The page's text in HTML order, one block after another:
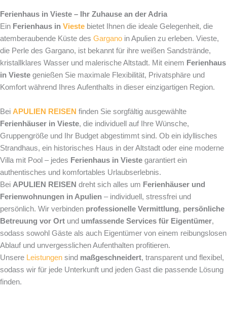
Ferienhaus in Vieste – Ihr Zuhause an der Adria
Ein Ferienhaus in Vieste bietet Ihnen die ideale Gelegenheit, die
atemberaubende Küste des Gargano in Apulien zu erleben. Vieste,
die Perle des Gargano, ist bekannt für ihre weißen Sandstrände,
kristallklares Wasser und malerische Altstadt. Mit einem Ferienhaus
in Vieste genießen Sie maximale Flexibilität, Privatsphäre und
Komfort während Ihres Aufenthalts in dieser einzigartigen Region.
Bei APULIEN REISEN finden Sie sorgfältig ausgewählte
Ferienhäuser in Vieste, die individuell auf Ihre Wünsche,
Gruppengröße und Ihr Budget abgestimmt sind. Ob ein idyllisches
Strandhaus, ein historisches Haus in der Altstadt oder eine moderne
Villa mit Pool – jedes Ferienhaus in Vieste garantiert ein
authentisches und komfortables Urlaubserlebnis.
Bei APULIEN REISEN dreht sich alles um Ferienhäuser und
Ferienwohnungen in Apulien – individuell, stressfrei und
persönlich. Wir verbinden professionelle Vermittlung, persönliche
Betreuung vor Ort und umfassende Services für Eigentümer,
sodass sowohl Gäste als auch Eigentümer von einem reibungslosen
Ablauf und unvergesslichen Aufenthalten profitieren.
Unsere Leistungen sind maßgeschneidert, transparent und flexibel,
sodass wir für jede Unterkunft und jeden Gast die passende Lösung
finden.